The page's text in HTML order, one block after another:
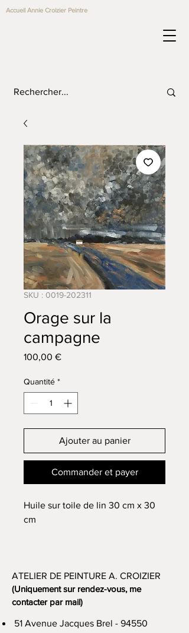
Accueil Annie Croizier Peintre
SKU : 0019-202311
Orage sur la
campagne
100,00 €Prix
Quantité *
Ajouter au panier
Commander et payer
Huile sur toile de lin 30 cm x 30
cm
ATELIER DE PEINTURE A. CROIZIER
(Uniquement sur rendez-vous, me
contacter par mail)
51 Avenue Jacques Brel - 94550